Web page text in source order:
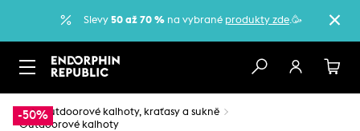
Slevy 50 až 70 % na vybrané produkty zde.🥳
-50%
…
Outdoorové kalhoty, kraťasy a sukně
Outdoorové kalhoty